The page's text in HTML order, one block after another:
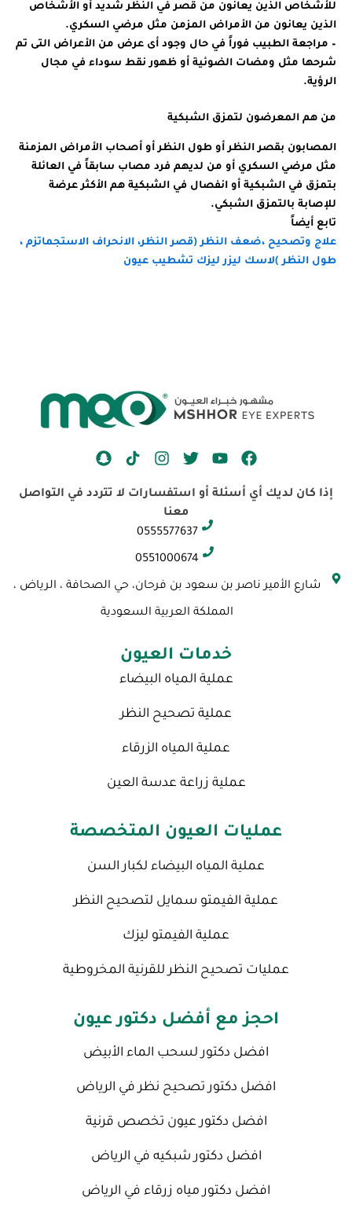
للأشخاص الذين يعانون من قصر في النظر شديد أو الأشخاص
الذين يعانون من الأمراض المزمن مثل مرضي السكري.
– مراجعة الطبيب فوراً في حال وجود أى عرض من الأعراض التى تم
شرحها مثل ومضات الضوئية أو ظهور نقط سوداء في مجال
الرؤية.
من هم المعرضون لتمزق الشبكية
المصابون بقصر النظر أو طول النظر أو أصحاب الأمراض المزمنة
مثل مرضي السكري أو من لديهم فرد مصاب سابقاً في العائلة
بتمزق في الشبكية أو انفصال في الشبكية هم الأكثر عرضة
للإصابة بالتمزق الشبكي.
تابع أيضاً
علاج وتصحيح ،ضعف النظر (قصر النظر، الانحراف الاستجماتزم ،
طول النظر )لاسك ليزر ليزك تشطيب عيون
F
c
Y
u
u
e
T
i
t
t
r
I
s
a
r
m
S
a
إذا كان لديك أي أسئلة أو استفسارات لا تتردد في التواصل
معنا
0555577637
0551000674
شارع الأمير ناصر بن سعود بن فرحان، حي الصحافة ، الرياض ،
المملكة العربية السعودية
خدمات العيون
عملية المياه البيضاء
عملية تصحيح النظر
عملية المياه الزرقاء
عملية زراعة عدسة العين
عمليات العيون المتخصصة
عملية المياه البيضاء لكبار السن
عملية الفيمتو سمايل لتصحيح النظر
عملية الفيمتو ليزك
عمليات تصحيح النظر للقرنية المخروطية
احجز مع أفضل دكتور عيون
افضل دكتور لسحب الماء الأبيض
افضل دكتور تصحيح نظر في الرياض
افضل دكتور عيون تخصص قرنية
افضل دكتور شبكيه في الرياض
افضل دكتور مياه زرقاء في الرياض